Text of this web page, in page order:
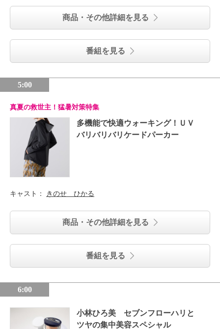
商品・その他詳細を見る
番組を見る
5:00
真夏の救世主！猛暑対策特集
多機能で快適ウォーキング！ＵＶ
バリバリバリケードパーカー
キャスト： きのせ ひかる
商品・その他詳細を見る
番組を見る
6:00
小林ひろ美 セブンフローハリと
ツヤの集中美容スペシャル